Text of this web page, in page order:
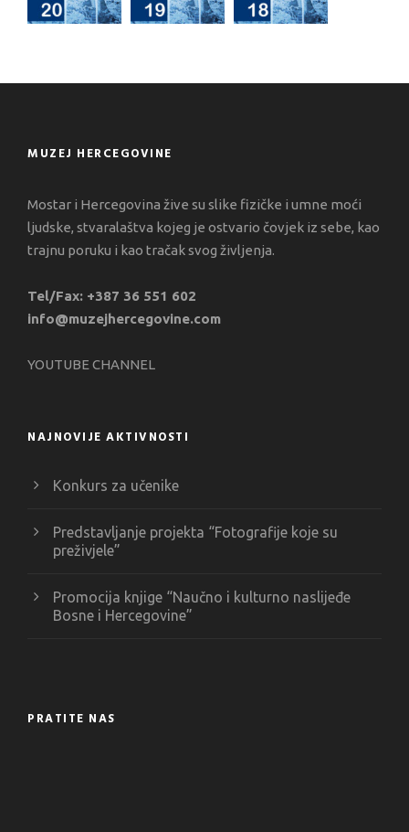
MUZEJ HERCEGOVINE
Mostar i Hercegovina žive su slike fizičke i umne moći
ljudske, stvaralaštva kojeg je ostvario čovjek iz sebe, kao
trajnu poruku i kao tračak svog življenja.
Tel/Fax: +387 36 551 602
info@muzejhercegovine.com
YOUTUBE CHANNEL
NAJNOVIJE AKTIVNOSTI
Konkurs za učenike
Predstavljanje projekta “Fotografije koje su
preživjele”
Promocija knjige “Naučno i kulturno naslijeđe
Bosne i Hercegovine”
PRATITE NAS